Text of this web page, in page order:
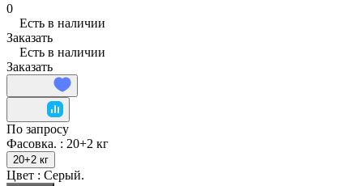
0
Есть в наличии
Заказать
Есть в наличии
Заказать
По запросу
Фасовка. : 20+2 кг
20+2 кг
Цвет : Серый.